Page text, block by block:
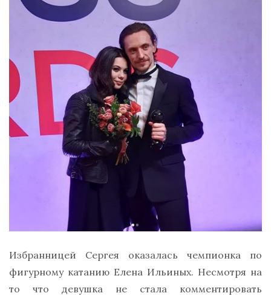
Избранницей Сергея оказалась чемпионка по
фигурному катанию Елена Ильиных. Несмотря на
то что девушка не стала комментировать